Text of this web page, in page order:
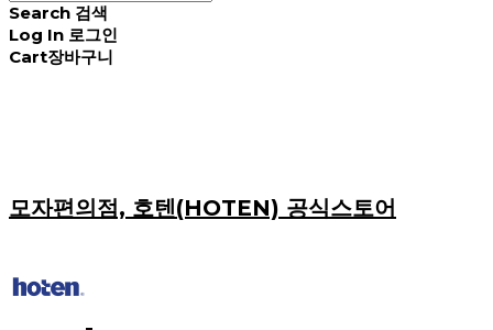
Search 검색
Log In 로그인
Cart장바구니
모자편의점, 호텐(HOTEN) 공식스토어